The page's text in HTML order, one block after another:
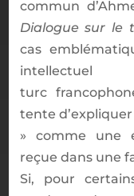
commun
Dialogue sur le
cas
intellectuel
turc
tente
» comme une
reçue dans une
Si, pour